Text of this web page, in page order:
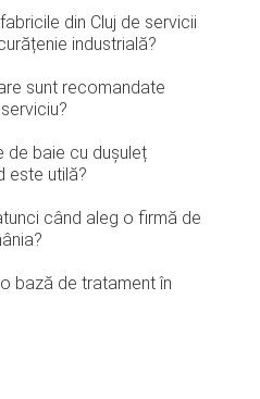
din Cluj de servicii
industrială?
sunt recomandate
de baie cu dușuleț
este utilă?
când aleg o firmă de
bază de tratament în